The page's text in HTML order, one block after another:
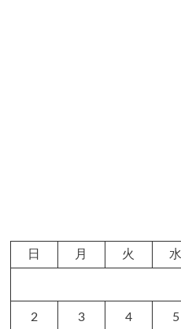
日 月 火 水
2 3 4 5